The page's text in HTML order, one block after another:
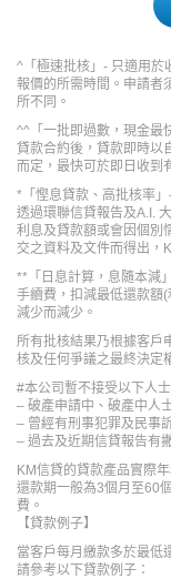
^「極速批核」- 只適用於
報價的所需時間。申請者
所不同。
^^「一批即過數，現金最
貸款合約後，貸款即時以
而定，最快可於即日收到
*「慳息貸款、高批核率
透過環聯信貸報告及A.I.
利息及貸款額或會因個別
交之資料及文件而得出，
**「日息計算，息隨本減
手續費，扣減最低還款額
減少而減少。
所有批核結果乃根據客戶
核及任何爭議之最終決定
#本公司暫不接受以下人
– 破產申請中、破產中人
– 曾經有刑事犯罪及民事
– 過去及近期信貸報告有
KM信貸的貸款產品實際
還款期一般為3個月至60
費。
【貸款例子】
當客戶每月繳款多於最低
請參考以下貸款例子：